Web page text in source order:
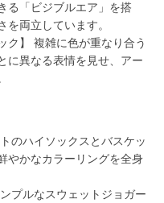
る「ビジブルエア」を搭
両立しています。
ク】 複雑に色が重なり合う
に異なる表情を見せ、アー
のハイソックスとバスケッ
やかなカラーリングを全身
プルなスウェットジョガー